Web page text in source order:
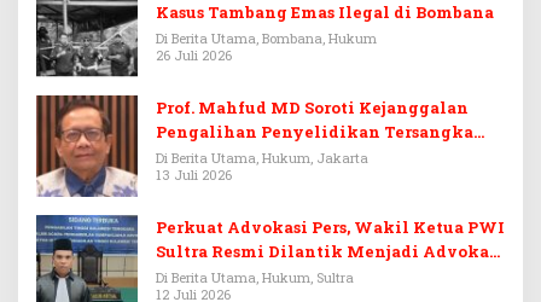
Kasus Tambang Emas Ilegal di Bombana
Di Berita Utama, Bombana, Hukum
26 Juli 2026
Prof. Mahfud MD Soroti Kejanggalan
Pengalihan Penyelidikan Tersangka
Febrie Adriansyah
Di Berita Utama, Hukum, Jakarta
13 Juli 2026
Perkuat Advokasi Pers, Wakil Ketua PWI
Sultra Resmi Dilantik Menjadi Advokat
PERADI
Di Berita Utama, Hukum, Sultra
12 Juli 2026